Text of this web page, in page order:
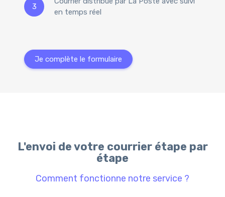
3
en temps réel
Je complète le formulaire
L'envoi de votre courrier étape par
étape
Comment fonctionne notre service ?